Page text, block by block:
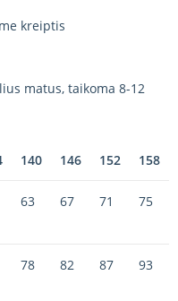
kreiptis
matus, taikoma 8-12
140 146 152 158
63 67 71 75
78 82 87 93